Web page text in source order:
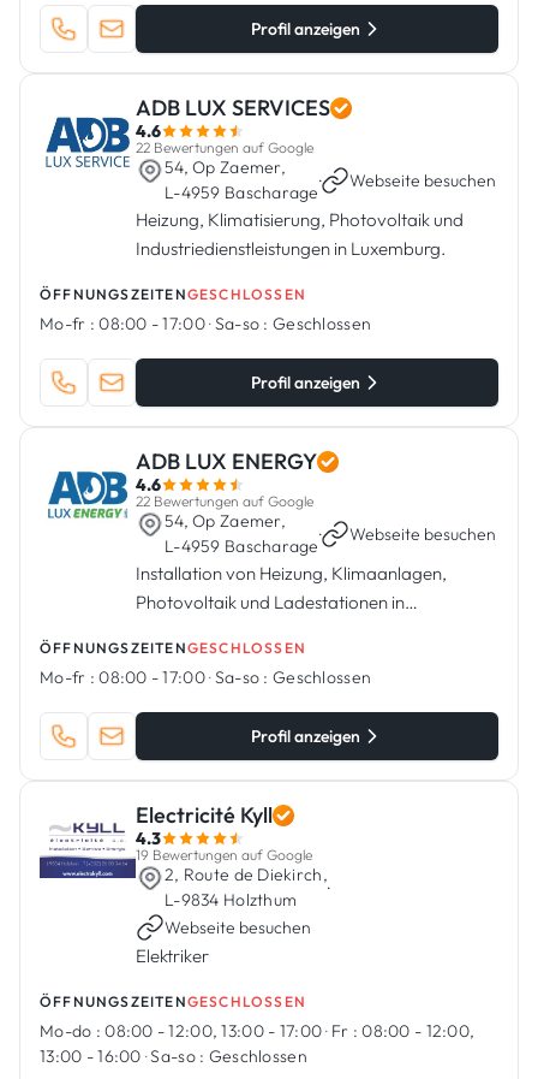
Profil anzeigen
ADB LUX SERVICES
4.6
22 Bewertungen auf Google
54, Op Zaemer,
L-4959 Bascharage
· Webseite besuchen
Heizung, Klimatisierung, Photovoltaik und
Industriedienstleistungen in Luxemburg.
ÖFFNUNGSZEITENGESCHLOSSEN
Mo-fr : 08:00 - 17:00·Sa-so : Geschlossen
Profil anzeigen
ADB LUX ENERGY
4.6
22 Bewertungen auf Google
54, Op Zaemer,
L-4959 Bascharage
· Webseite besuchen
Installation von Heizung, Klimaanlagen,
Photovoltaik und Ladestationen in
ÖFFNUNGSZEITENGESCHLOSSEN
Mo-fr : 08:00 - 17:00·Sa-so : Geschlossen
Profil anzeigen
Electricité Kyll
4.3
19 Bewertungen auf Google
2, Route de Diekirch,
L-9834 Holzthum
·
Webseite besuchen
Elektriker
ÖFFNUNGSZEITENGESCHLOSSEN
Mo-do : 08:00 - 12:00, 13:00 - 17:00· Fr : 08:00 - 12:00,
13:00 - 16:00 ·Sa-so : Geschlossen